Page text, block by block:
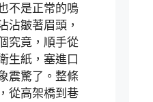
不是正常的鳴
沾皺著眉頭，
究竟，順手從
生紙，塞進口
震驚了。整條
從高架橋到巷